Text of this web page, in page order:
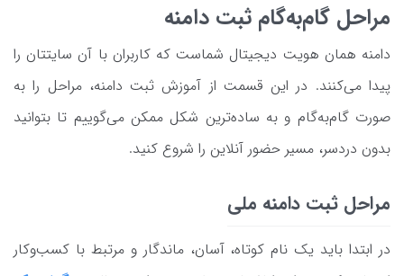
مراحل گام‌به‌گام ثبت دامنه
دامنه همان هویت دیجیتال شماست که کاربران با آن سایتتان را
پیدا می‌کنند. در این قسمت از آموزش ثبت دامنه، مراحل را به
صورت گام‌به‌گام و به ساده‌ترین شکل ممکن می‌گوییم تا بتوانید
بدون دردسر، مسیر حضور آنلاین را شروع کنید.
مراحل ثبت دامنه ملی
در ابتدا باید یک نام کوتاه، آسان، ماندگار و مرتبط با کسب‌وکار